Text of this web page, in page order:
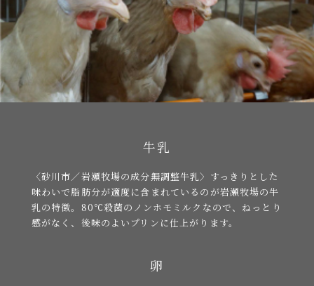
牛乳
〈砂川市／岩瀬牧場の成分無調整牛乳〉 すっきりとした
味わいで脂肪分が適度に含まれているのが岩瀬牧場の牛
乳の特徴。 80℃殺菌のノンホモミルクなので、ねっとり
感がなく、後味のよいプリンに仕上がります。
卵